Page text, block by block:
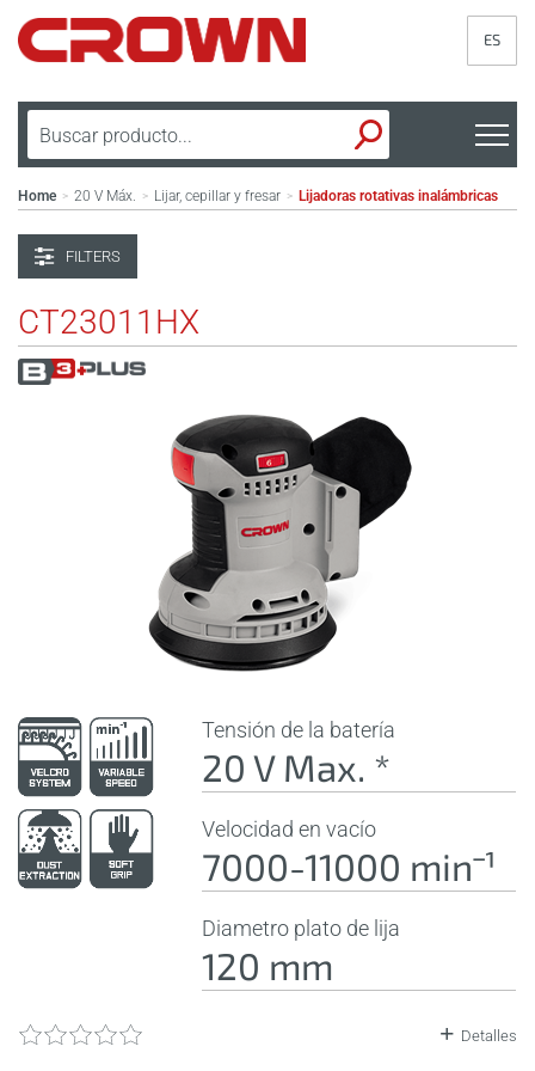
ES
Home > 20 V Máx. > Lijar, cepillar y fresar > Lijadoras rotativas inalámbricas
FILTERS
CT23011HX
Tensión de la batería
20 V Max. *
Velocidad en vacío
7000-11000 minˉ¹
Diametro plato de lija
120 mm
Detalles